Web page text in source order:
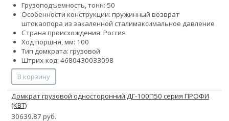
Грузоподъемность, тонн: 50
Особенности конструкции: пружинный возврат
штокаопора из закаленной сталимаксимальное давление
Страна происхождения: Россия
Ход поршня, мм: 100
Тип домкрата: грузовой
Штрих-код: 4680430033098
В корзину
Домкрат грузовой односторонний ДГ-100П50 серия ПРОФИ
(КВТ)
30639.87 руб.